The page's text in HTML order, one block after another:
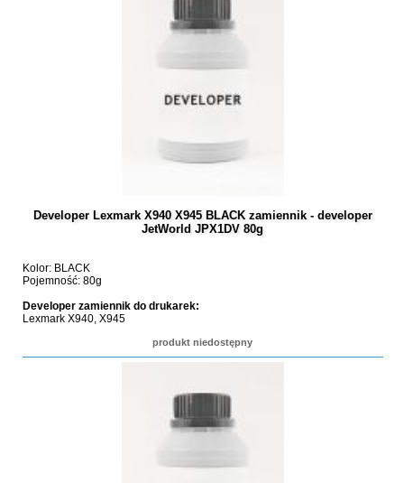
Developer Lexmark X940 X945 BLACK zamiennik - developer
JetWorld JPX1DV 80g
Kolor: BLACK
Pojemność: 80g
Developer zamiennik do drukarek:
Lexmark X940, X945
produkt niedostępny